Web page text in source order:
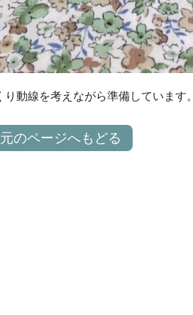
動線を考えながら準備しています。
元のページへもどる